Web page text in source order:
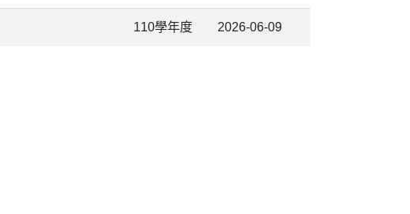
110學年度 2026-06-09